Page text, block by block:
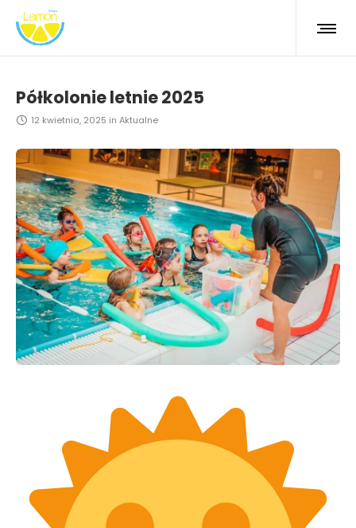
Półkolonie letnie 2025
12 kwietnia, 2025 in Aktualne